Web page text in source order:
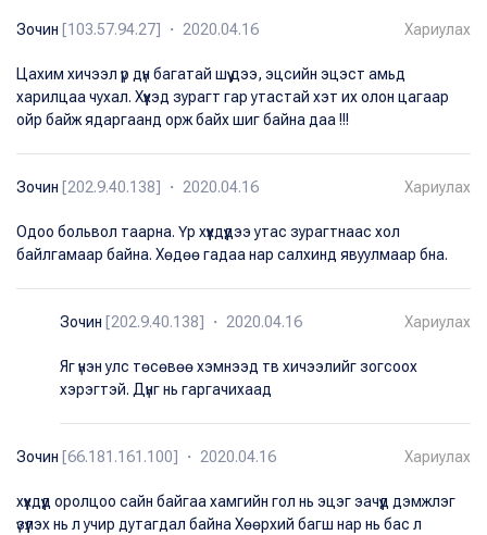
Зочин [103.57.94.27] ・ 2020.04.16 Хариулах
Цахим хичээл үр дүн багатай шүү дээ, эцсийн эцэст амьд
харилцаа чухал. Хүүхэд зурагт гар утастай хэт их олон цагаар
ойр байж ядаргаанд орж байх шиг байна даа !!!
Зочин [202.9.40.138] ・ 2020.04.16 Хариулах
Одоо больвол таарна. Үр хүүхдүүдээ утас зурагтнаас хол
байлгамаар байна. Хөдөө гадаа нар салхинд явуулмаар бна.
Зочин [202.9.40.138] ・ 2020.04.16 Хариулах
Яг үнэн улс төсөвөө хэмнээд тв хичээлийг зогсоох
хэрэгтэй. Дүнг нь гаргачихаад
Зочин [66.181.161.100] ・ 2020.04.16 Хариулах
хүүхдүүд оролцоо сайн байгаа хамгийн гол нь эцэг эачүүд дэмжлэг
үзүүлэх нь л учир дутагдал байна Хөөрхий багш нар нь бас л